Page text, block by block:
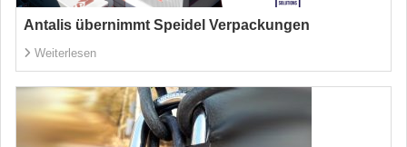
Antalis übernimmt Speidel Verpackungen
Weiterlesen